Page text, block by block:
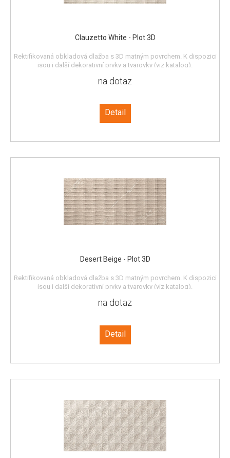
Clauzetto White - Plot 3D
Rektifikovaná obkladová dlažba s 3D matným povrchem. K dispozici
jsou i další dekorativní prvky a tvarovky (viz katalog).
na dotaz
Detail
Desert Beige - Plot 3D
Rektifikovaná obkladová dlažba s 3D matným povrchem. K dispozici
jsou i další dekorativní prvky a tvarovky (viz katalog).
na dotaz
Detail